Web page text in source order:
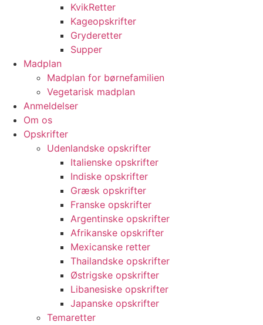
KvikRetter
Kageopskrifter
Gryderetter
Supper
Madplan
Madplan for børnefamilien
Vegetarisk madplan
Anmeldelser
Om os
Opskrifter
Udenlandske opskrifter
Italienske opskrifter
Indiske opskrifter
Græsk opskrifter
Franske opskrifter
Argentinske opskrifter
Afrikanske opskrifter
Mexicanske retter
Thailandske opskrifter
Østrigske opskrifter
Libanesiske opskrifter
Japanske opskrifter
Temaretter